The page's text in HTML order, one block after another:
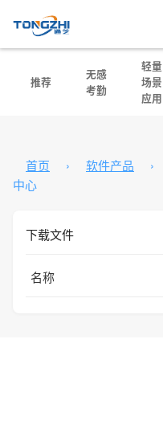
推荐
无感
考勤
轻量
场景
应用
首页 › 软件产品 ›
中心
下载文件
名称